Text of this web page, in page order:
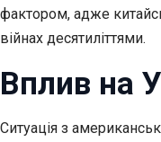
фактором, адже
війнах десятиліттями.
Вплив на
Ситуація з